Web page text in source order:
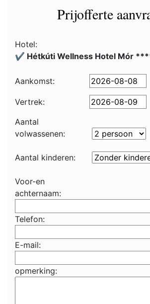
Prijofferte
Hotel:
✔️ Hétkúti Wellness Hotel Mór
Aankomst:
Vertrek:
Aantal
volwassenen:
Aantal kinderen:
Voor-en
achternaam:
Telefon:
E-mail:
opmerking: